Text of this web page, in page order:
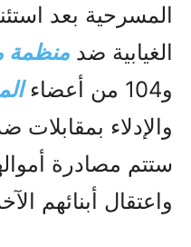
المسرحية بعد
الغيابية ضد منظمة
و104 من أعضاء
والإدلاء بمقابلات
ستتم مصادرة
واعتقال أبنائهم